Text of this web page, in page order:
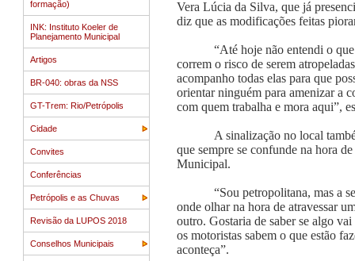
formação)
INK: Instituto Koeler de
Planejamento Municipal
Artigos
BR-040: obras da NSS
GT-Trem: Rio/Petrópolis
Cidade
Convites
Conferências
Petrópolis e as Chuvas
Revisão da LUPOS 2018
Conselhos Municipais
Vera Lúcia da Silva, que já
diz que as modificações feitas
“Até hoje não entendi o
correm o risco de serem
acompanho todas elas para que
orientar ninguém para amenizar a
com quem trabalha e mora aqui”,
A sinalização no local
que sempre se confunde na hora
Municipal.
“Sou petropolitana, mas a
onde olhar na hora de atravessar
outro. Gostaria de saber se algo
os motoristas sabem o que estão
aconteça”.